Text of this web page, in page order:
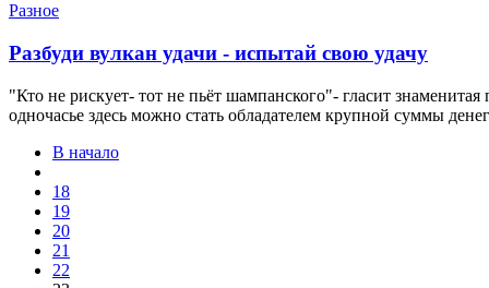
Разное
Разбуди вулкан удачи - испытай свою удачу
"Кто не рискует- тот не пьёт шампанского"- гласит
одночасье здесь можно стать обладателем крупной суммы
В начало
18
19
20
21
22